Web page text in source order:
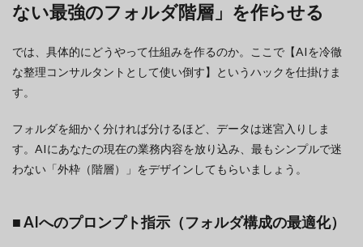
ない最強のフォルダ階層」を作らせる
では、具体的にどうやって仕組みを作るのか。ここで【AIを冷徹
な整理コンサルタントとして使い倒す】というハックを仕掛けま
す。
フォルダを細かく分ければ分けるほど、データは迷宮入りしま
す。AIにあなたの現在の業務内容を放り込み、最もシンプルで迷
わない「外枠（階層）」をデザインしてもらいましょう。
■ AIへのプロンプト指示（フォルダ構成の最適化）